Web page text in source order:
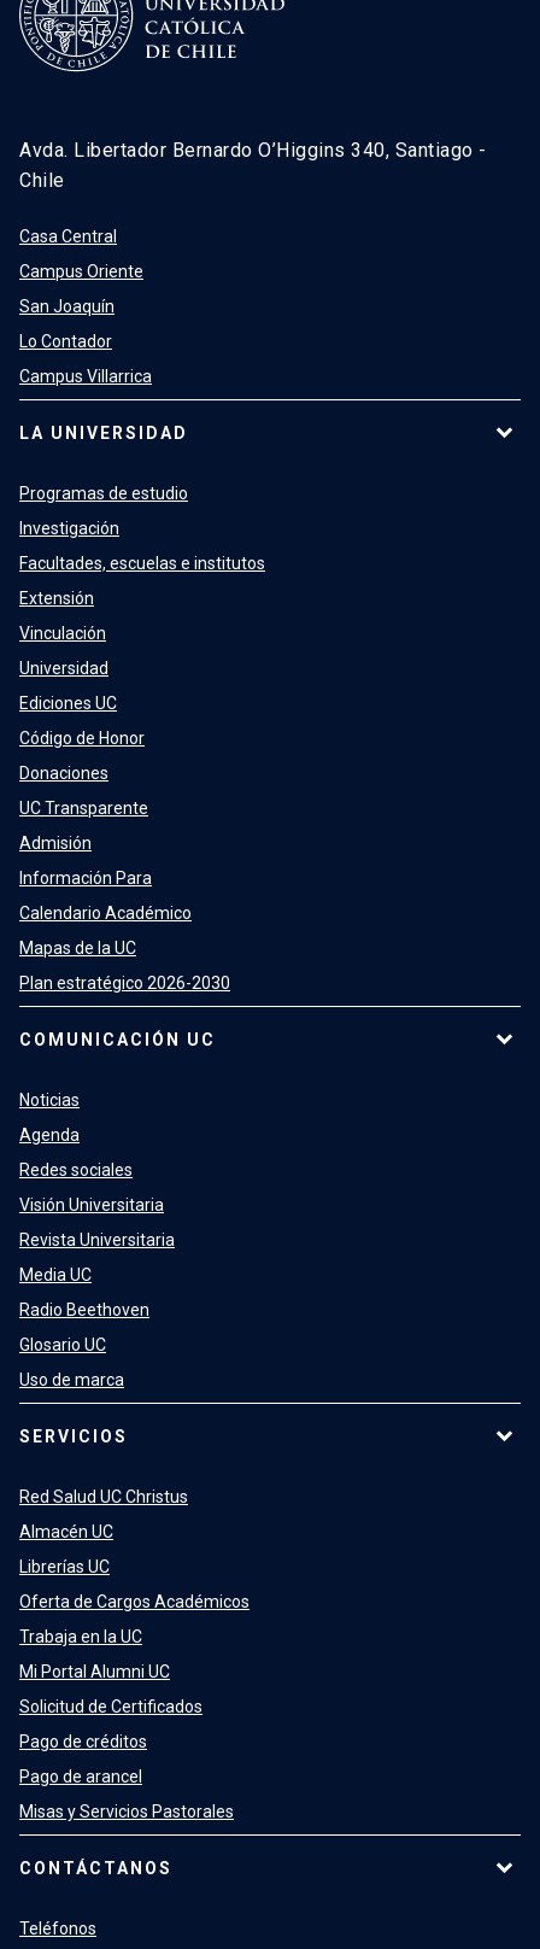
Avda. Libertador Bernardo O’Higgins 340, Santiago -
Chile
Casa Central
Campus Oriente
San Joaquín
Lo Contador
Campus Villarrica
LA UNIVERSIDAD
Programas de estudio
Investigación
Facultades, escuelas e institutos
Extensión
Vinculación
Universidad
Ediciones UC
Código de Honor
Donaciones
UC Transparente
Admisión
Información Para
Calendario Académico
Mapas de la UC
Plan estratégico 2026-2030
COMUNICACIÓN UC
Noticias
Agenda
Redes sociales
Visión Universitaria
Revista Universitaria
Media UC
Radio Beethoven
Glosario UC
Uso de marca
SERVICIOS
Red Salud UC Christus
Almacén UC
Librerías UC
Oferta de Cargos Académicos
Trabaja en la UC
Mi Portal Alumni UC
Solicitud de Certificados
Pago de créditos
Pago de arancel
Misas y Servicios Pastorales
CONTÁCTANOS
Teléfonos